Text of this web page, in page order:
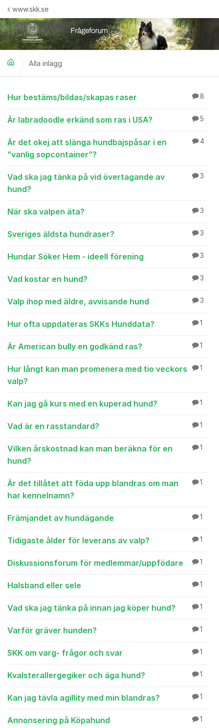
Hoppa till innehåll
www.skk.se
Alla inlägg
Alla inlägg
Hur bestäms/bildas/skapas raser 8
Är labradoodle erkänd som ras i USA? 5
Är det okej att slänga hundbajspåsar i en
”vanlig sopcontainer”?
4
Vad ska jag tänka på vid övertagande av
hund?
3
När ska valpen äta? 3
Sveriges äldsta hundraser? 3
Hundar Söker Hem - ideell förening 3
Vad kostar en hund? 3
Valp ihop med äldre, avvisande hund 3
Hur ofta uppdateras SKKs Hunddata? 1
Är American bully en godkänd ras? 1
Hur långt kan man promenera med tio veckors
valp?
1
Kan jag gå kurs med en kuperad hund? 1
Vad är en rasstandard? 1
Vilken årskostnad kan man beräkna för en
hund?
1
Är det tillåtet att föda upp blandras om man
har kennelnamn?
1
Främjandet av hundägande 1
Tidigaste ålder för leverans av valp? 1
Diskussionsforum för medlemmar/uppfödare 1
Halsband eller sele 1
Vad ska jag tänka på innan jag köper hund? 1
Varför gräver hunden? 1
SKK om varg- frågor och svar 1
Kvalsterallergegiker och äga hund? 1
Kan jag tävla agillity med min blandras? 1
Annonsering på Köpahund 1